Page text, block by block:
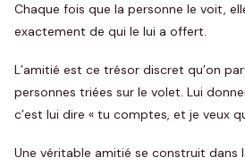
Chaque fois que la personne le voit,
exactement de qui le lui a offert.
L’amitié est ce trésor discret qu’on
personnes triées sur le volet. Lui
c’est lui dire « tu comptes, et je veux
Une véritable amitié se construit dans